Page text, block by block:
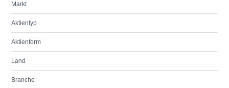
Markt
Aktientyp
Aktienform
Land
Branche